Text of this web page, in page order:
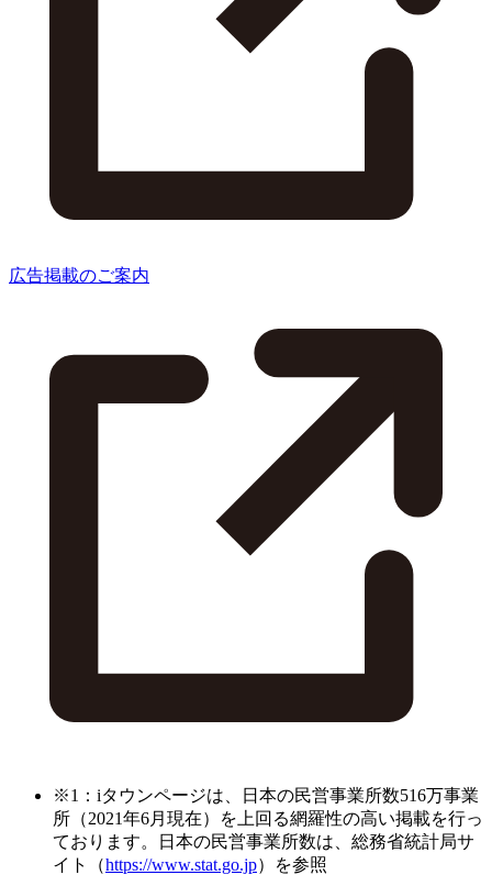
広告掲載のご案内
※1：iタウンページは、日本の民営事業所数516万事業
所（2021年6月現在）を上回る網羅性の高い掲載を行っ
ております。日本の民営事業所数は、総務省統計局サ
イト（https://www.stat.go.jp）を参照